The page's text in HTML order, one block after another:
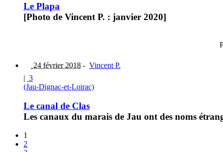
Le Plapa
[Photo de Vincent P. : janvier 2020]
24 février 2018 - Vincent P.
| 3
(Jau-Dignac-et-Loirac)
Le canal de Clas
Les canaux du marais de Jau ont des noms
1
2